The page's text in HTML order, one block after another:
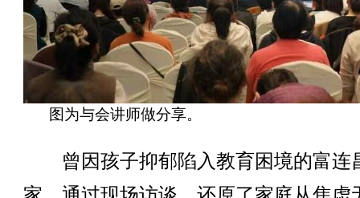
图为与会讲师做分享。
曾因孩子抑郁陷入教育困境的富连